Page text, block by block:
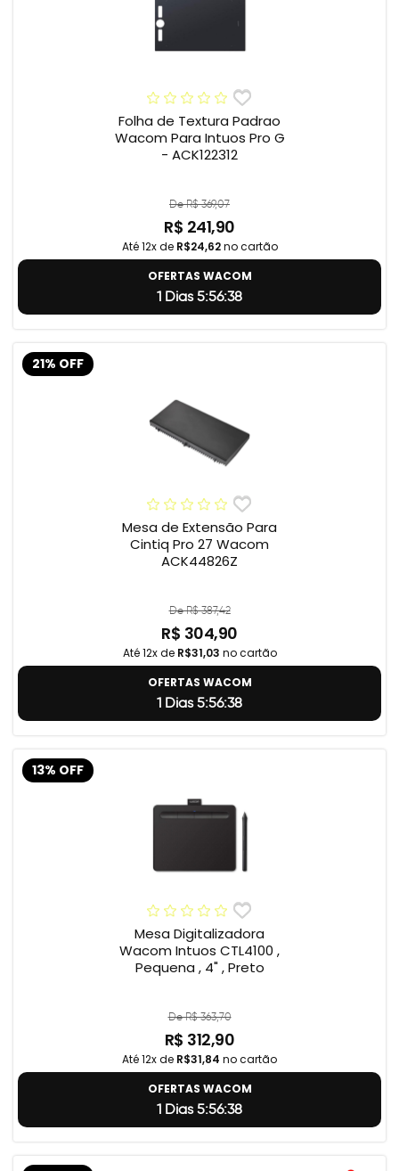
Folha de Textura Padrao
Wacom Para Intuos Pro G
- ACK122312
De R$ 369,07
R$ 241,90
Até 12x de R$24,62no cartão
OFERTAS WACOM
1 Dias 5:56:37
21% OFF
Mesa de Extensão Para
Cintiq Pro 27 Wacom
ACK44826Z
De R$ 387,42
R$ 304,90
Até 12x de R$31,03 no cartão
OFERTAS WACOM
1 Dias 5:56:37
13% OFF
Mesa Digitalizadora
Wacom Intuos CTL4100 ,
Pequena , 4" , Preto
De R$ 363,70
R$ 312,90
Até 12x de R$31,84 no cartão
OFERTAS WACOM
1 Dias 5:56:37